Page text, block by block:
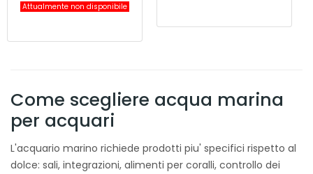
Attualmente non disponibile
Come scegliere acqua marina
per acquari
L'acquario marino richiede prodotti piu' specifici rispetto al
dolce: sali, integrazioni, alimenti per coralli, controllo dei